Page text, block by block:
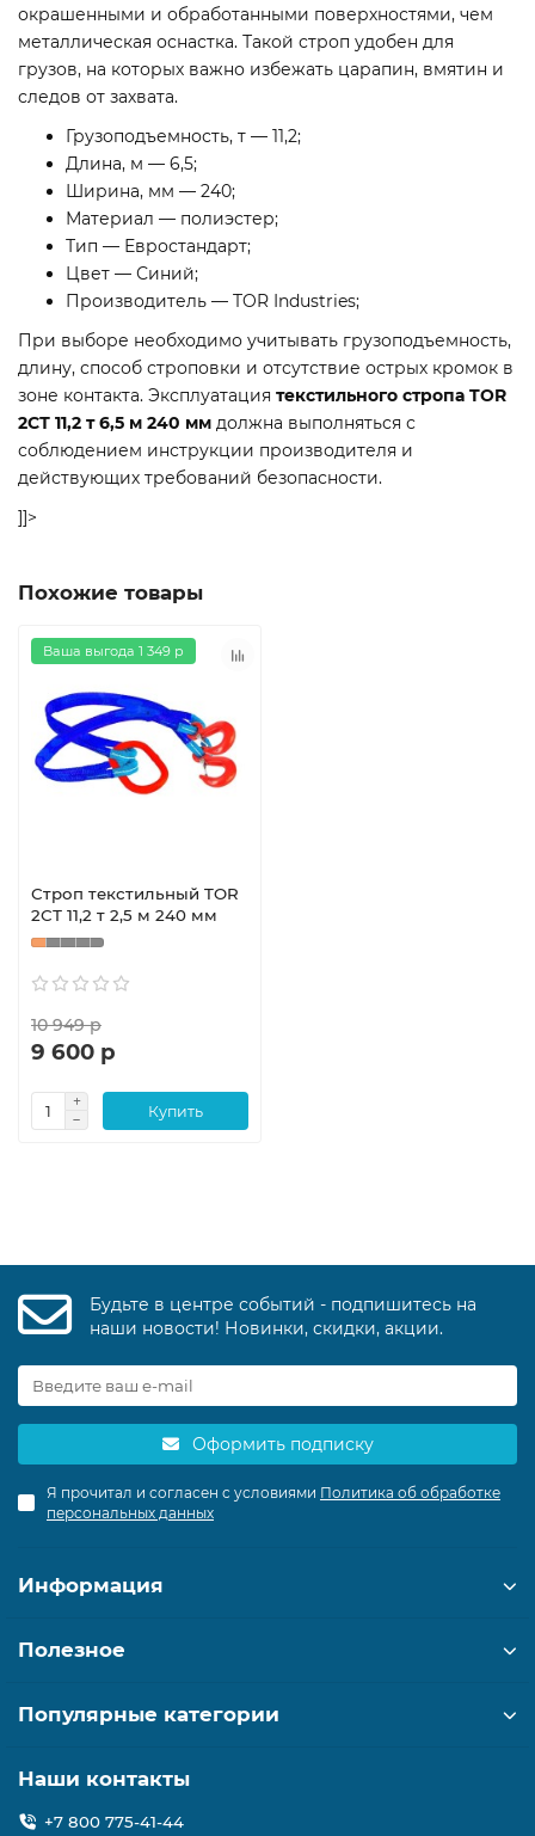
окрашенными и обработанными поверхностями, чем
металлическая оснастка. Такой строп удобен для
грузов, на которых важно избежать царапин, вмятин и
следов от захвата.
Грузоподъемность, т — 11,2;
Длина, м — 6,5;
Ширина, мм — 240;
Материал — полиэстер;
Тип — Евростандарт;
Цвет — Синий;
Производитель — TOR Industries;
При выборе необходимо учитывать грузоподъемность,
длину, способ строповки и отсутствие острых кромок в
зоне контакта. Эксплуатация текстильного стропа TOR
2СТ 11,2 т 6,5 м 240 мм должна выполняться с
соблюдением инструкции производителя и
действующих требований безопасности.
]]>
Похожие товары
Ваша выгода 1 349 р
Строп текстильный TOR
2СТ 11,2 т 2,5 м 240 мм
10 949 р
9 600 р
Купить
Будьте в центре событий - подпишитесь на
наши новости! Новинки, скидки, акции.
Оформить подписку
Я прочитал и согласен с условиями Политика об обработке
персональных данных
Информация
Полезное
Популярные категории
Наши контакты
+7 800 775-41-44